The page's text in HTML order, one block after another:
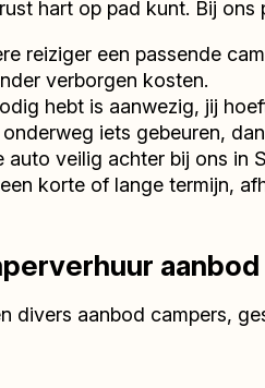
hart op pad kunt. Bij ons
reiziger een passende
verborgen kosten.
hebt is aanwezig, jij
iets gebeuren,
veilig achter bij ons in
korte of lange termijn,
aanbod
divers aanbod campers,